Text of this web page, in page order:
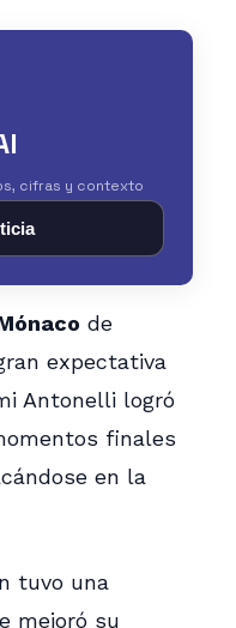
cifras y contexto
de
expectativa
Antonelli logró
finales
en la
tuvo una
mejoró su